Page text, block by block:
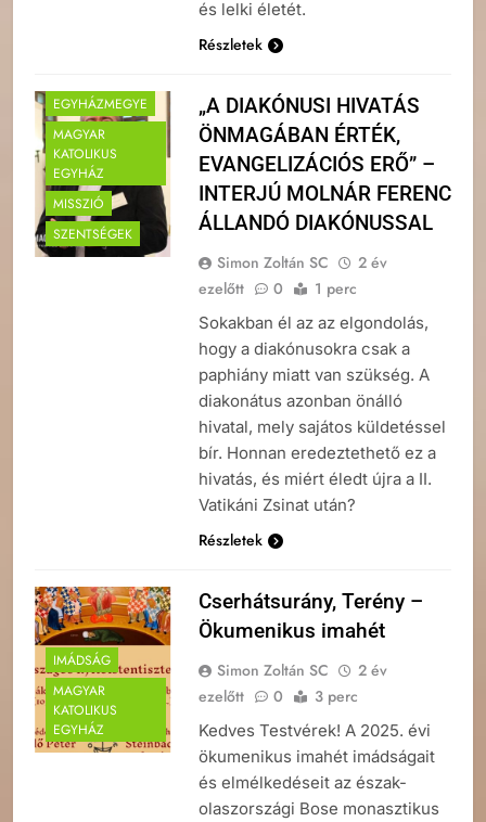
és lelki életét.
Részletek
EGYHÁZMEGYE
MAGYAR
KATOLIKUS
EGYHÁZ
MISSZIÓ
SZENTSÉGEK
„A DIAKÓNUSI HIVATÁS
ÖNMAGÁBAN ÉRTÉK,
EVANGELIZÁCIÓS ERŐ” –
INTERJÚ MOLNÁR FERENC
ÁLLANDÓ DIAKÓNUSSAL
Simon Zoltán SC
2 év
ezelőtt
0 1 perc
Sokakban él az az elgondolás,
hogy a diakónusokra csak a
paphiány miatt van szükség. A
diakonátus azonban önálló
hivatal, mely sajátos küldetéssel
bír. Honnan eredeztethető ez a
hivatás, és miért éledt újra a II.
Vatikáni Zsinat után?
Részletek
IMÁDSÁG
MAGYAR
KATOLIKUS
EGYHÁZ
Cserhátsurány, Terény –
Ökumenikus imahét
Simon Zoltán SC
2 év
ezelőtt
0 3 perc
Kedves Testvérek! A 2025. évi
ökumenikus imahét imádságait
és elmélkedéseit az észak-
olaszországi Bose monasztikus